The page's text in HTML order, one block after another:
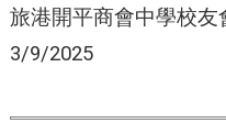
旅港開平商會中學校友
3/9/2025